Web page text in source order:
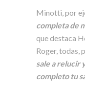
Minotti, por
completa de
que destaca
Roger, todas,
sale a relucir
completo tu